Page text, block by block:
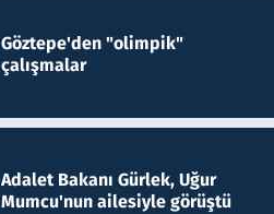
Göztepe'den "olimpik"
çalışmalar
Adalet Bakanı Gürlek, Uğur
Mumcu'nun ailesiyle görüştü